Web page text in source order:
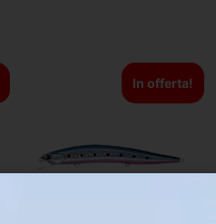
In offerta!